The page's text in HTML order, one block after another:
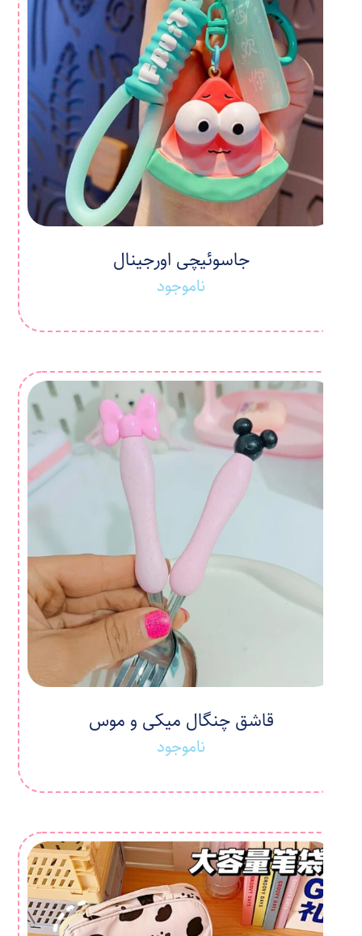
جاسوئیچی اورجینال
ناموجود
قاشق چنگال میکی و موس
ناموجود